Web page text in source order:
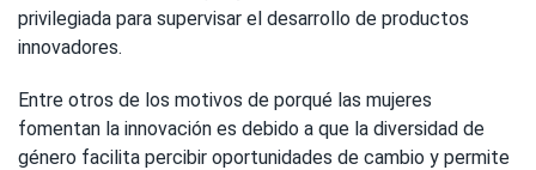
privilegiada para supervisar el desarrollo de productos
innovadores.
Entre otros de los motivos de porqué las mujeres
fomentan la innovación es debido a que la diversidad de
género facilita percibir oportunidades de cambio y permite